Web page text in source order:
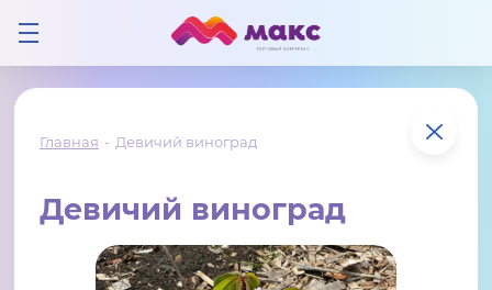
Главная Девичий виноград
Девичий виноград